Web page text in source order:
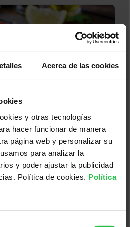
Acerca de las cookies
y otras tecnologías
hacer funcionar de manera
página web y personalizar su
para analizar la
y poder ajustar la publicidad
Política de cookies. Política
- Maria de la